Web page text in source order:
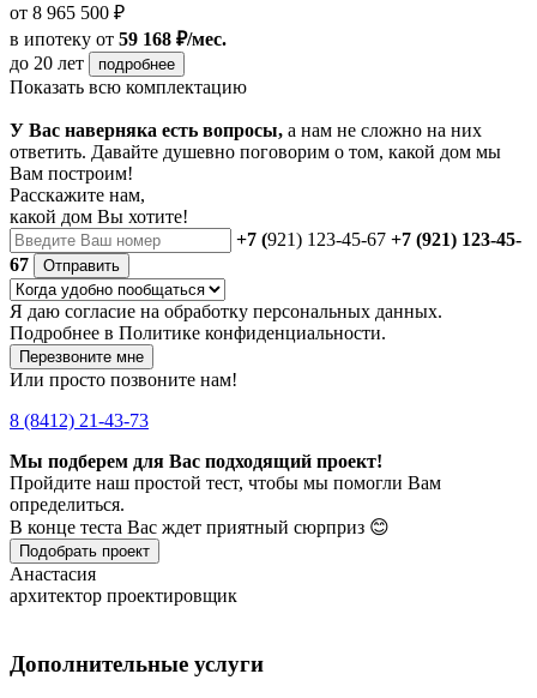
от 8 965 500 ₽
в ипотеку от 59 168 ₽/мес.
до 20 лет
подробнее
Показать всю комплектацию
У Вас наверняка есть вопросы, а нам не сложно на них
ответить. Давайте душевно поговорим о том, какой дом мы
Вам построим!
Расскажите нам,
какой дом Вы хотите!
+7 (921) 123-45-67 +7 (921) 123-45-
67
Отправить
Я даю согласие на обработку персональных данных.
Подробнее в Политике конфиденциальности.
Перезвоните мне
Или просто позвоните нам!
8 (8412) 21-43-73
Мы подберем для Вас подходящий проект!
Пройдите наш простой тест, чтобы мы помогли Вам
определиться.
В конце теста Вас ждет приятный сюрприз 😊
Подобрать проект
Анастасия
архитектор проектировщик
Дополнительные услуги